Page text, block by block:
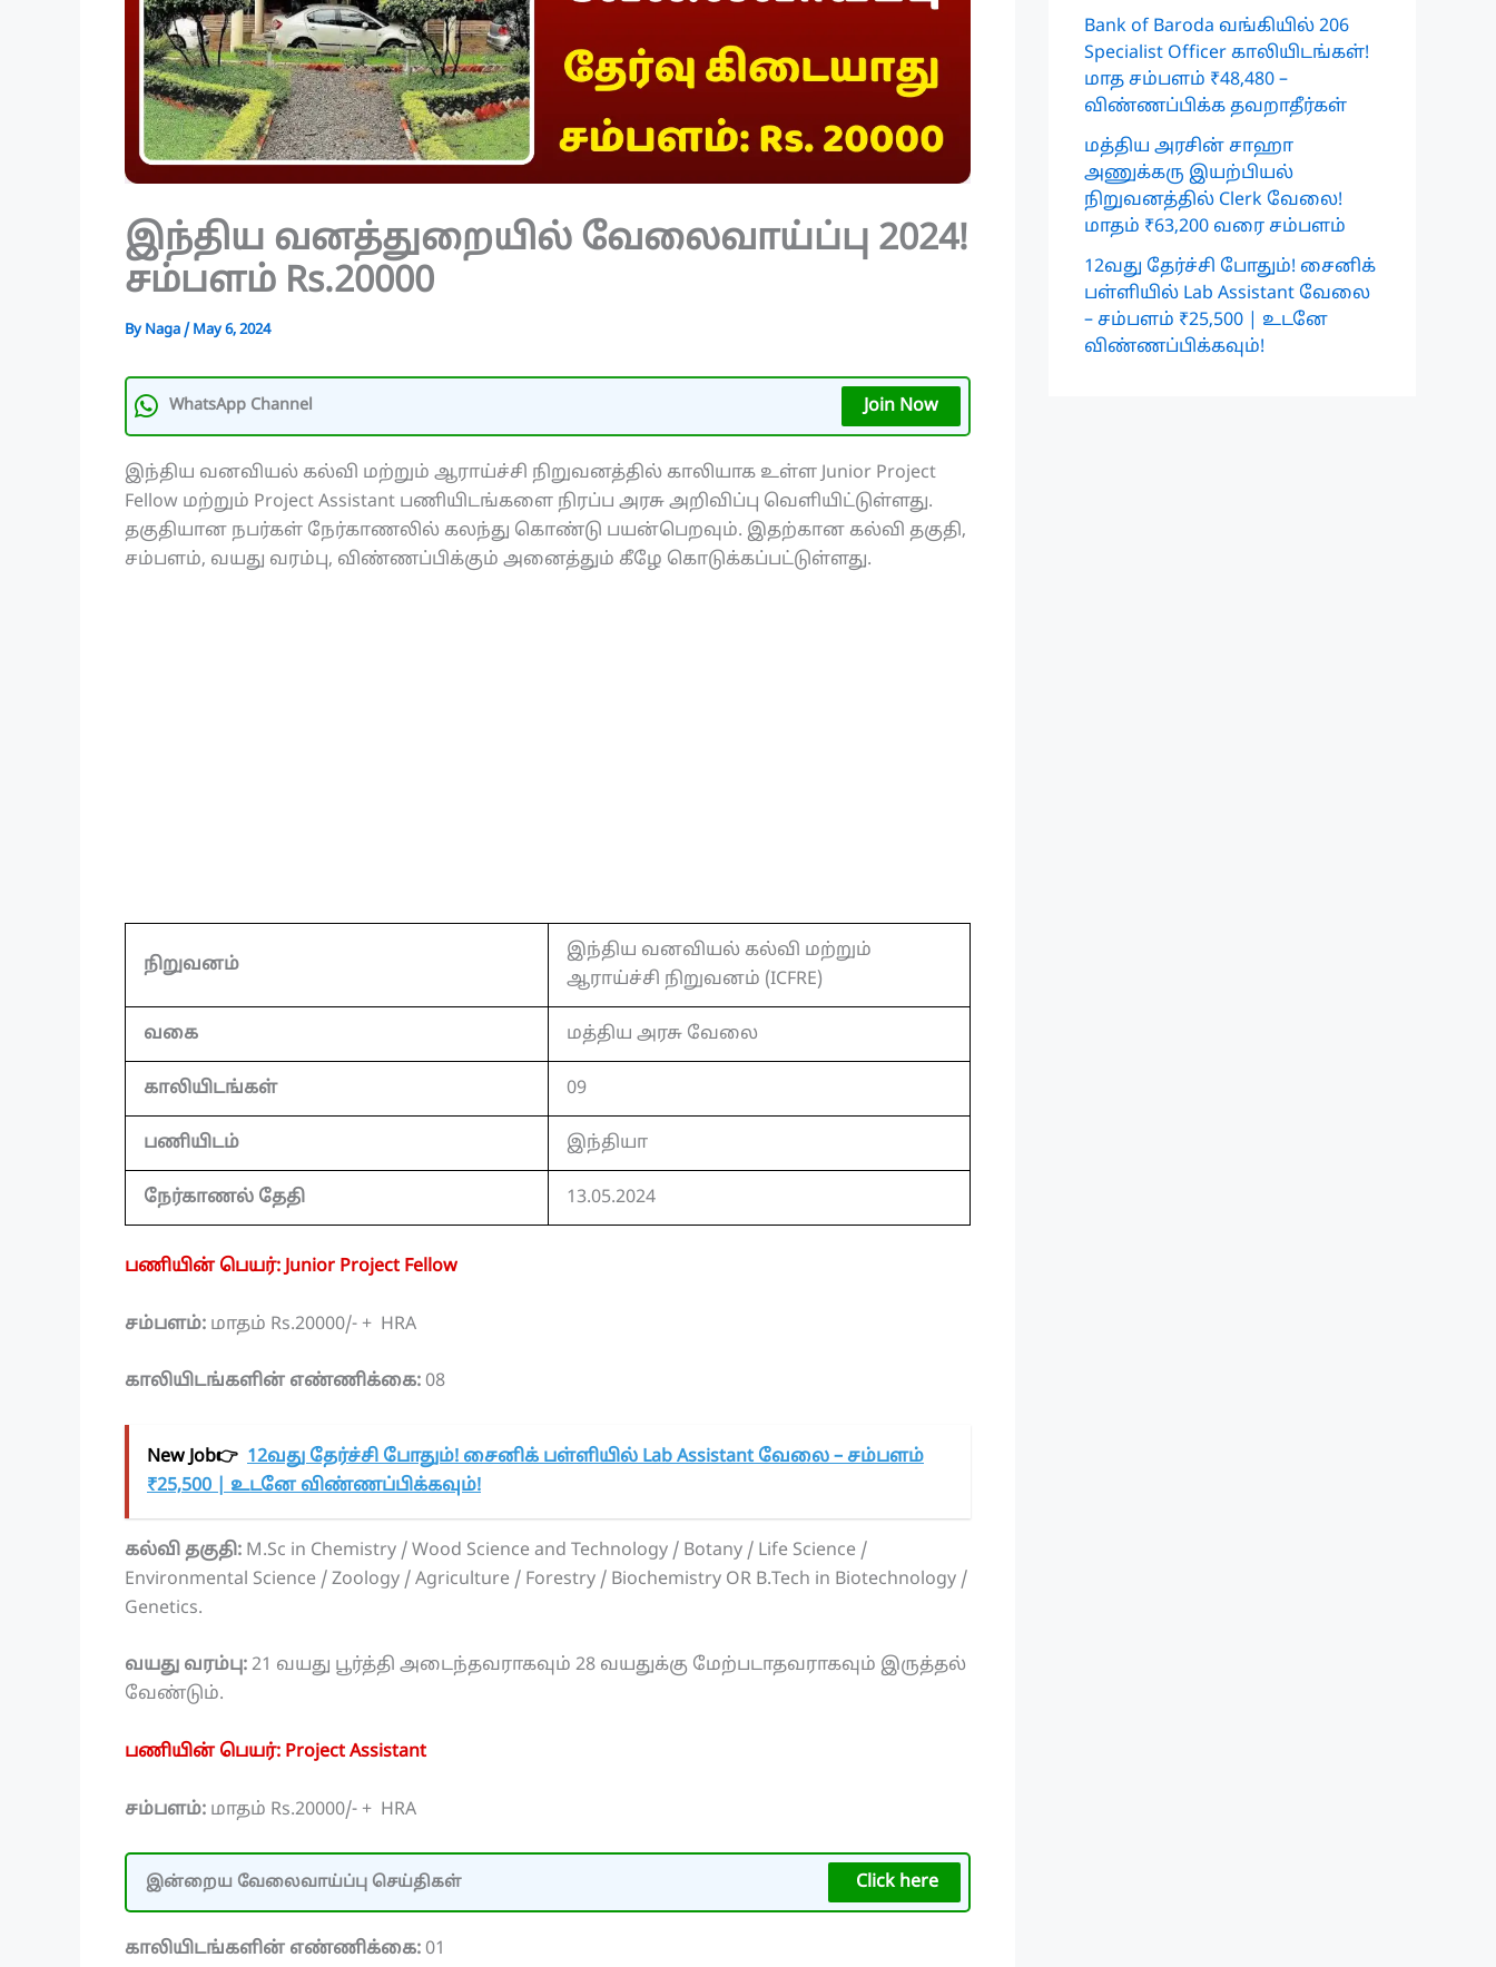
இந்திய வனத்துறையில் வேலைவாய்ப்பு 2024!
சம்பளம் Rs.20000
By Naga/ May 6, 2024
WhatsApp Channel Join Now
இந்திய வனவியல் கல்வி மற்றும் ஆராய்ச்சி நிறுவனத்தில் காலியாக உள்ள Junior Project
Fellow மற்றும் Project Assistant பணியிடங்களை நிரப்ப அரசு அறிவிப்பு வெளியிட்டுள்ளது.
தகுதியான நபர்கள் நேர்காணலில் கலந்து கொண்டு பயன்பெறவும். இதற்கான கல்வி தகுதி,
சம்பளம், வயது வரம்பு, விண்ணப்பிக்கும் அனைத்தும் கீழே கொடுக்கப்பட்டுள்ளது.
நிறுவனம்
இந்திய வனவியல் கல்வி மற்றும்
ஆராய்ச்சி நிறுவனம் (ICFRE)
வகை மத்திய அரசு வேலை
காலியிடங்கள் 09
பணியிடம் இந்தியா
நேர்காணல் தேதி 13.05.2024
பணியின் பெயர்: Junior Project Fellow
சம்பளம்: மாதம் Rs.20000/- + HRA
காலியிடங்களின் எண்ணிக்கை: 08
New Job👉 12வது தேர்ச்சி போதும்! சைனிக் பள்ளியில் Lab Assistant வேலை – சம்பளம்
₹25,500 | உடனே விண்ணப்பிக்கவும்!
கல்வி தகுதி: M.Sc in Chemistry / Wood Science and Technology / Botany / Life Science /
Environmental Science / Zoology / Agriculture / Forestry / Biochemistry OR B.Tech in Biotechnology /
Genetics.
வயது வரம்பு: 21 வயது பூர்த்தி அடைந்தவராகவும் 28 வயதுக்கு மேற்படாதவராகவும் இருத்தல்
வேண்டும்.
பணியின் பெயர்: Project Assistant
சம்பளம்: மாதம் Rs.20000/- + HRA
இன்றைய வேலைவாய்ப்பு செய்திகள் Click here
காலியிடங்களின் எண்ணிக்கை: 01
Bank of Baroda வங்கியில் 206
Specialist Officer காலியிடங்கள்!
மாத சம்பளம் ₹48,480 –
விண்ணப்பிக்க தவறாதீர்கள்
மத்திய அரசின் சாஹா
அணுக்கரு இயற்பியல்
நிறுவனத்தில் Clerk வேலை!
மாதம் ₹63,200 வரை சம்பளம்
12வது தேர்ச்சி போதும்! சைனிக்
பள்ளியில் Lab Assistant வேலை
– சம்பளம் ₹25,500 | உடனே
விண்ணப்பிக்கவும்!